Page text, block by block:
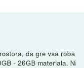
da gre vsa roba
- 26GB materiala. Ni